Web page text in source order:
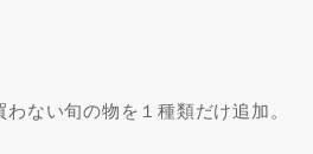
ない旬の物を１種類だけ追加。